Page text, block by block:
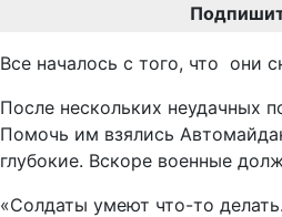
Все началось с того, что они
После нескольких неудачных
Помочь им взялись
глубокие. Вскоре военные
«Солдаты умеют что-то